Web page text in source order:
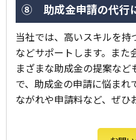
⑧ 助成金申請の代行
当社では、高いスキルを
などサポートします。また
まざまな助成金の提案な
で、助成金の申請に悩ま
ながれや申請料など、ぜひ